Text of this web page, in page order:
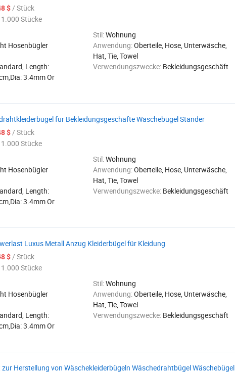
$/ Stück
1.000 Stücke
Stil:Wohnung
Hosenbügler Anwendung:Oberteile, Hose, Unterwäsche,
Hat, Tie, Towel
Length:
3.4mm Or
Verwendungszwecke: Bekleidungsgeschäft
für Bekleidungsgeschäfte Wäschebügel Ständer
$/ Stück
1.000 Stücke
Stil:Wohnung
Hosenbügler Anwendung:Oberteile, Hose, Unterwäsche,
Hat, Tie, Towel
Length:
3.4mm Or
Verwendungszwecke: Bekleidungsgeschäft
Luxus Metall Anzug Kleiderbügel für Kleidung
$/ Stück
1.000 Stücke
Stil:Wohnung
Hosenbügler Anwendung:Oberteile, Hose, Unterwäsche,
Hat, Tie, Towel
Length:
3.4mm Or
Verwendungszwecke: Bekleidungsgeschäft
Herstellung von Wäschekleiderbügeln Wäschedrahtbügel Wäschebügel